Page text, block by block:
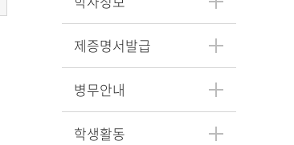
제증명서발급
병무안내
학생활동